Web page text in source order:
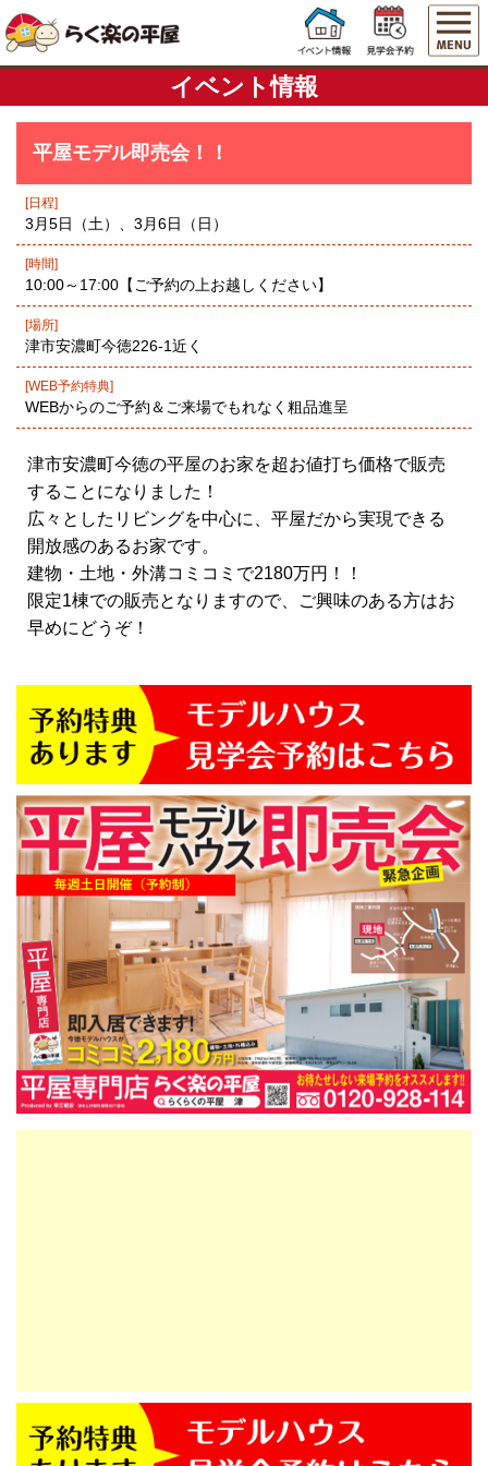
イベント情報
平屋モデル即売会！！
[日程]
3月5日（土）、3月6日（日）
[時間]
10:00～17:00【ご予約の上お越しください】
[場所]
津市安濃町今徳226-1近く
[WEB予約特典]
WEBからのご予約＆ご来場でもれなく粗品進呈
津市安濃町今徳の平屋のお家を超お値打ち価格で販売
することになりました！
広々としたリビングを中心に、平屋だから実現できる
開放感のあるお家です。
建物・土地・外溝コミコミで2180万円！！
限定1棟での販売となりますので、ご興味のある方はお
早めにどうぞ！